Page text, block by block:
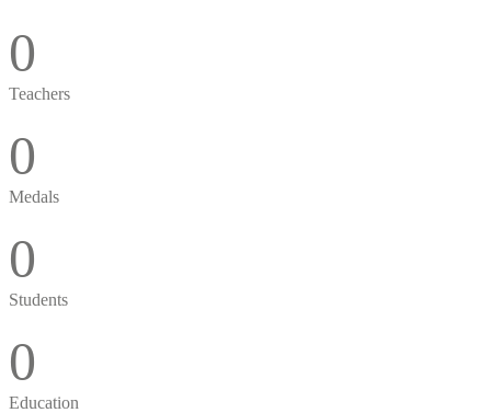
0
Teachers
0
Medals
0
Students
0
Education